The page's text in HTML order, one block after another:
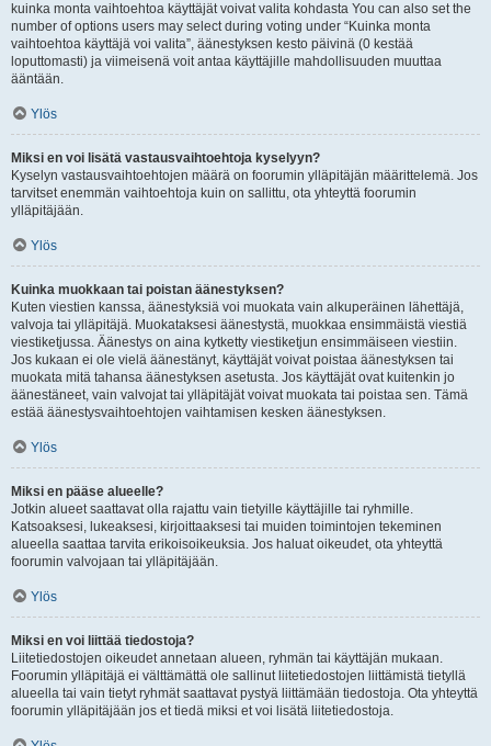
kuinka monta vaihtoehtoa käyttäjät voivat valita kohdasta You can also set the
number of options users may select during voting under “Kuinka monta
vaihtoehtoa käyttäjä voi valita”, äänestyksen kesto päivinä (0 kestää
loputtomasti) ja viimeisenä voit antaa käyttäjille mahdollisuuden muuttaa
ääntään.
Ylös
Miksi en voi lisätä vastausvaihtoehtoja kyselyyn?
Kyselyn vastausvaihtoehtojen määrä on foorumin ylläpitäjän määrittelemä. Jos
tarvitset enemmän vaihtoehtoja kuin on sallittu, ota yhteyttä foorumin
ylläpitäjään.
Ylös
Kuinka muokkaan tai poistan äänestyksen?
Kuten viestien kanssa, äänestyksiä voi muokata vain alkuperäinen lähettäjä,
valvoja tai ylläpitäjä. Muokataksesi äänestystä, muokkaa ensimmäistä viestiä
viestiketjussa. Äänestys on aina kytketty viestiketjun ensimmäiseen viestiin.
Jos kukaan ei ole vielä äänestänyt, käyttäjät voivat poistaa äänestyksen tai
muokata mitä tahansa äänestyksen asetusta. Jos käyttäjät ovat kuitenkin jo
äänestäneet, vain valvojat tai ylläpitäjät voivat muokata tai poistaa sen. Tämä
estää äänestysvaihtoehtojen vaihtamisen kesken äänestyksen.
Ylös
Miksi en pääse alueelle?
Jotkin alueet saattavat olla rajattu vain tietyille käyttäjille tai ryhmille.
Katsoaksesi, lukeaksesi, kirjoittaaksesi tai muiden toimintojen tekeminen
alueella saattaa tarvita erikoisoikeuksia. Jos haluat oikeudet, ota yhteyttä
foorumin valvojaan tai ylläpitäjään.
Ylös
Miksi en voi liittää tiedostoja?
Liitetiedostojen oikeudet annetaan alueen, ryhmän tai käyttäjän mukaan.
Foorumin ylläpitäjä ei välttämättä ole sallinut liitetiedostojen liittämistä tietyllä
alueella tai vain tietyt ryhmät saattavat pystyä liittämään tiedostoja. Ota yhteyttä
foorumin ylläpitäjään jos et tiedä miksi et voi lisätä liitetiedostoja.